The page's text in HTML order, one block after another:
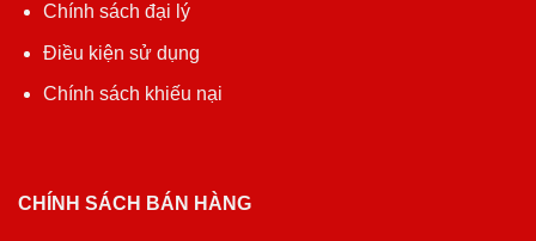
Chính sách đại lý
Điều kiện sử dụng
Chính sách khiếu nại
CHÍNH SÁCH BÁN HÀNG